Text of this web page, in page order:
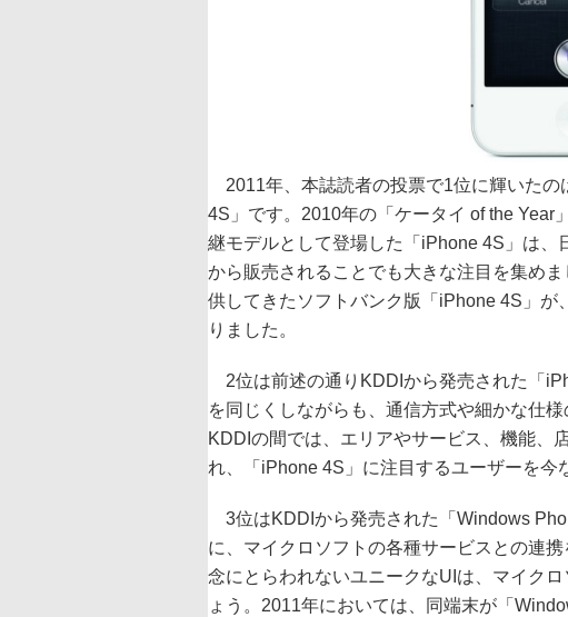
2011年、本誌読者の投票で1位に輝いたの
4S」です。2010年の「ケータイ of the Year
継モデルとして登場した「iPhone 4S」は
から販売されることでも大きな注目を集め
供してきたソフトバンク版「iPhone 4S」
りました。
2位は前述の通りKDDIから発売された「
を同じくしながらも、通信方式や細かな仕
KDDIの間では、エリアやサービス、機能、
れ、「iPhone 4S」に注目するユーザーを今
3位はKDDIから発売された「Windows
に、マイクロソフトの各種サービスとの連
念にとらわれないユニークなUIは、マイク
ょう。2011年においては、同端末が「